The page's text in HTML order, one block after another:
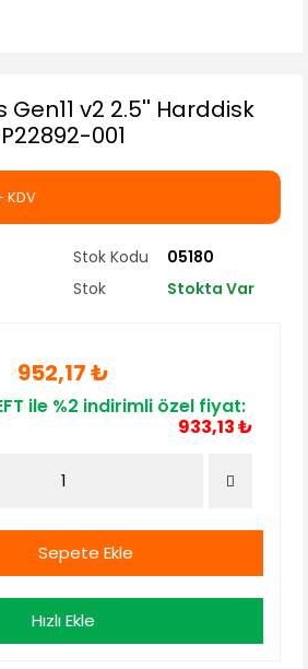
Gen11 v2 2.5'' Harddisk
001
KDV
Stok Kodu
05180
Stok Stokta Var
952,17 ₺
ile %2 indirimli özel fiyat:
933,13 ₺
Sepete Ekle
Hızlı Ekle